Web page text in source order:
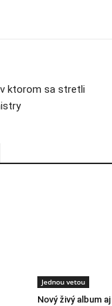
ktorom sa stretli
Jednou vetou
Nový živý album